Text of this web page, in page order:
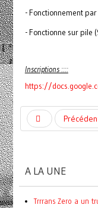
- Fonctionnement
- Fonctionne sur pile
Inscriptions ::::
https://
A LA UNE
Trrrans Zero a un